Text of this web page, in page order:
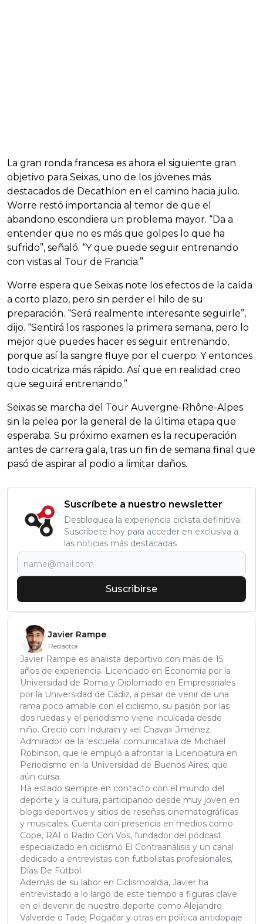
La gran ronda francesa es ahora el siguiente gran
objetivo para Seixas, uno de los jóvenes más
destacados de Decathlon en el camino hacia julio.
Worre restó importancia al temor de que el
abandono escondiera un problema mayor. “Da a
entender que no es más que golpes lo que ha
sufrido”, señaló. “Y que puede seguir entrenando
con vistas al Tour de Francia.”
Worre espera que Seixas note los efectos de la caída
a corto plazo, pero sin perder el hilo de su
preparación. “Será realmente interesante seguirle”,
dijo. “Sentirá los raspones la primera semana, pero lo
mejor que puedes hacer es seguir entrenando,
porque así la sangre fluye por el cuerpo. Y entonces
todo cicatriza más rápido. Así que en realidad creo
que seguirá entrenando.”
Seixas se marcha del Tour Auvergne-Rhône-Alpes
sin la pelea por la general de la última etapa que
esperaba. Su próximo examen es la recuperación
antes de carrera gala, tras un fin de semana final que
pasó de aspirar al podio a limitar daños.
Suscríbete a nuestro newsletter
Desbloquea la experiencia ciclista definitiva:
Suscríbete hoy para acceder en exclusiva a
las noticias más destacadas
Suscribirse
Javier Rampe
Redactor
Javier Rampe es analista deportivo con más de 15
años de experiencia. Licenciado en Economía por la
Universidad de Roma y Diplomado en Empresariales
por la Universidad de Cádiz, a pesar de venir de una
rama poco amable con el ciclismo, su pasión por las
dos ruedas y el periodismo viene inculcada desde
niño. Creció con Indurain y «el Chava» Jiménez.
Admirador de la ‘escuela’ comunicativa de Michael
Robinson, que le empujó a afrontar la Licenciatura en
Periodismo en la Universidad de Buenos Aires; que
aún cursa.
Ha estado siempre en contacto con el mundo del
deporte y la cultura, participando desde muy joven en
blogs deportivos y sitios de reseñas cinematográficas
y musicales. Cuenta con presencia en medios como
Cope, RAI o Radio Con Vos, fundador del pódcast
especializado en ciclismo El Contraanálisis y un canal
dedicado a entrevistas con futbolistas profesionales,
Días De Fútbol.
Además de su labor en Ciclismoaldia, Javier ha
entrevistado a lo largo de este tiempo a figuras clave
en el devenir de nuestro deporte como Alejandro
Valverde o Tadej Pogačar y otras en política antidopaje